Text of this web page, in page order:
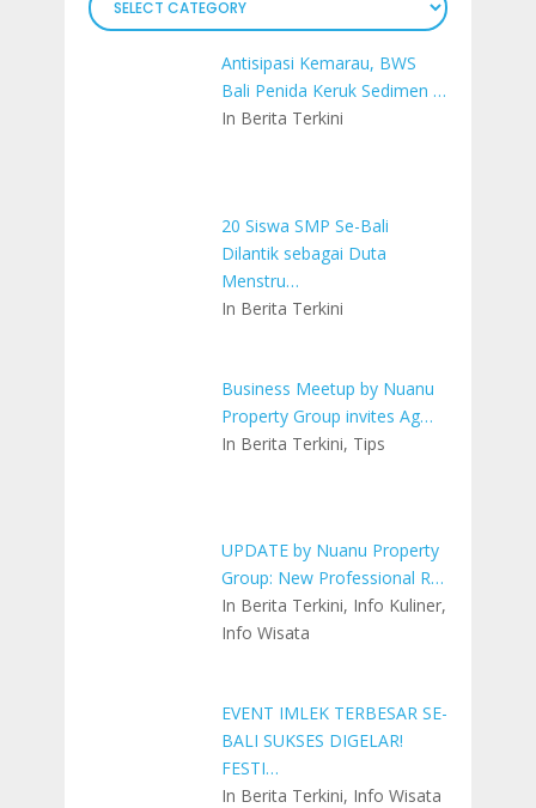
Antisipasi Kemarau, BWS
Bali Penida Keruk Sedimen …
In Berita Terkini
20 Siswa SMP Se-Bali
Dilantik sebagai Duta
Menstru…
In Berita Terkini
Business Meetup by Nuanu
Property Group invites Ag…
In Berita Terkini, Tips
UPDATE by Nuanu Property
Group: New Professional R…
In Berita Terkini, Info Kuliner,
Info Wisata
EVENT IMLEK TERBESAR SE-
BALI SUKSES DIGELAR!
FESTI…
In Berita Terkini, Info Wisata